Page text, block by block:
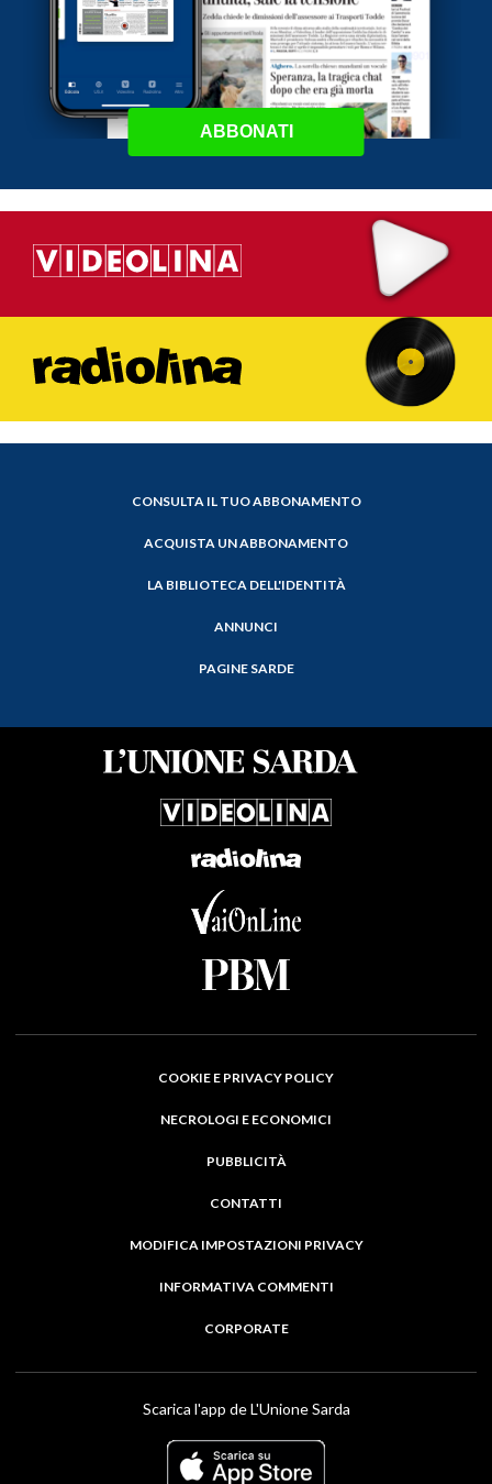
ABBONATI
CONSULTA IL TUO ABBONAMENTO
ACQUISTA UN ABBONAMENTO
LA BIBLIOTECA DELL'IDENTITÀ
ANNUNCI
PAGINE SARDE
COOKIE E PRIVACY POLICY
NECROLOGI E ECONOMICI
PUBBLICITÀ
CONTATTI
MODIFICA IMPOSTAZIONI PRIVACY
INFORMATIVA COMMENTI
CORPORATE
Scarica l'app de L'Unione Sarda